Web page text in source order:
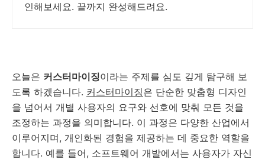
인해보세요. 끝까지 완성해드려요.
오늘은 커스터마이징이라는 주제를 심도 깊게 탐구해 보
도록 하겠습니다. 커스터마이징은 단순한 맞춤형 디자인
을 넘어서 개별 사용자의 요구와 선호에 맞춰 모든 것을
조정하는 과정을 의미합니다. 이 과정은 다양한 산업에서
이루어지며, 개인화된 경험을 제공하는 데 중요한 역할을
합니다. 예를 들어, 소프트웨어 개발에서는 사용자가 자신